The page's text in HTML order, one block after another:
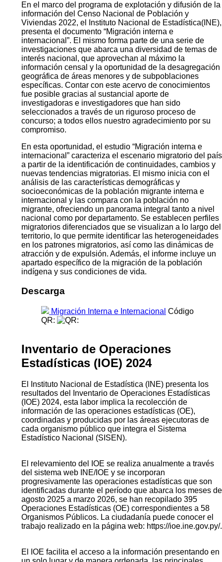
En el marco del programa de explotación y difusión de la
información del Censo Nacional de Población y
Viviendas 2022, el Instituto Nacional de Estadística(INE),
presenta el documento “Migración interna e
internacional”. El mismo forma parte de una serie de
investigaciones que abarca una diversidad de temas de
interés nacional, que aprovechan al máximo la
información censal y la oportunidad de la desagregación
geográfica de áreas menores y de subpoblaciones
específicas. Contar con este acervo de conocimientos
fue posible gracias al sustancial aporte de
investigadoras e investigadores que han sido
seleccionados a través de un riguroso proceso de
concurso; a todos ellos nuestro agradecimiento por su
compromiso.
En esta oportunidad, el estudio “Migración interna e
internacional” caracteriza el escenario migratorio del país
a partir de la identificación de continuidades, cambios y
nuevas tendencias migratorias. El mismo inicia con el
análisis de las características demográficas y
socioeconómicas de la población migrante interna e
internacional y las compara con la población no
migrante, ofreciendo un panorama integral tanto a nivel
nacional como por departamento. Se establecen perfiles
migratorios diferenciados que se visualizan a lo largo del
territorio, lo que permite identificar las heterogeneidades
en los patrones migratorios, así como las dinámicas de
atracción y de expulsión. Además, el informe incluye un
apartado específico de la migración de la población
indígena y sus condiciones de vida.
Descarga
Migración Interna e Internacional Código
QR:
Inventario de Operaciones
Estadísticas (IOE) 2024
El Instituto Nacional de Estadística (INE) presenta los
resultados del Inventario de Operaciones Estadísticas
(IOE) 2024, esta labor implica la recolección de
información de las operaciones estadísticas (OE),
coordinadas y producidas por las áreas ejecutoras de
cada organismo público que integra el Sistema
Estadístico Nacional (SISEN).
El relevamiento del IOE se realiza anualmente a través
del sistema web INE/IOE y se incorporan
progresivamente las operaciones estadísticas que son
identificadas durante el período que abarca los meses de
agosto 2025 a marzo 2026, se han recopilado 395
Operaciones Estadísticas (OE) correspondientes a 58
Organismos Públicos. La ciudadanía puede conocer el
trabajo realizado en la página web: https://ioe.ine.gov.py/.
El IOE facilita el acceso a la información presentando en